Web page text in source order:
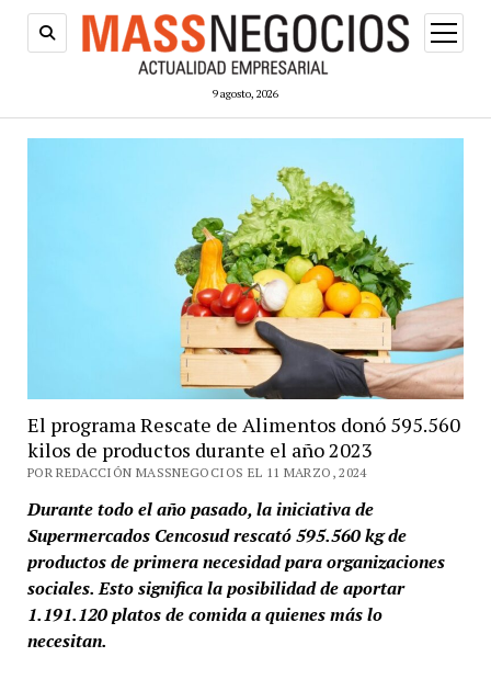
9 agosto, 2026
abrir
menú
El programa Rescate de Alimentos donó 595.560
kilos de productos durante el año 2023
POR REDACCIÓN MASSNEGOCIOS EL 11 MARZO, 2024
Durante todo el año pasado, la iniciativa de
Supermercados Cencosud rescató 595.560 kg de
productos de primera necesidad para organizaciones
sociales. Esto significa la posibilidad de aportar
1.191.120 platos de comida a quienes más lo
necesitan.